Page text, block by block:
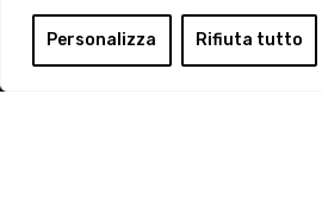
Personalizza Rifiuta tutto
Login
Diventa Socio